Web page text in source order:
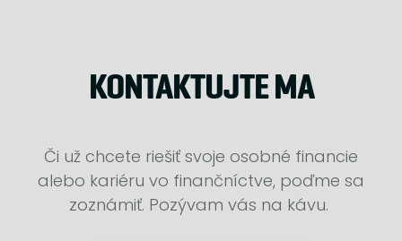
KONTAKTUJTE MA
Či už chcete riešiť svoje osobné financie
alebo kariéru vo finančníctve, poďme sa
zoznámiť. Pozývam vás na kávu.